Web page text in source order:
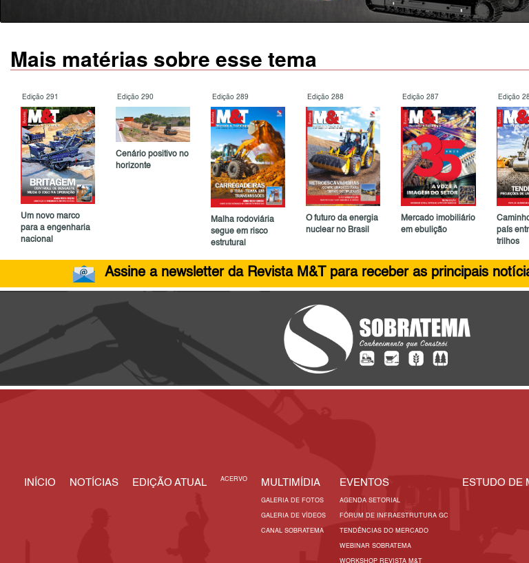
Mais matérias sobre esse tema
Edição 291
Um novo marco
para a engenharia
nacional
Edição 290
Cenário positivo no
horizonte
Edição 289
Malha rodoviária
segue em risco
estrutural
Edição 288
O futuro da energia
nuclear no Brasil
Edição 287
Mercado imobiliário
em ebulição
Edição
país
trilhos
Assine a newsletter da Revista M&T para receber as principais
INÍCIO NOTÍCIAS EDIÇÃO ATUAL ACERVO MULTIMÍDIA
GALERIA DE FOTOS
GALERIA DE VÍDEOS
CANAL SOBRATEMA
EVENTOS
AGENDA SETORIAL
FÓRUM DE INFRAESTRUTURA GC
TENDÊNCIAS DO MERCADO
WEBINAR SOBRATEMA
WORKSHOP REVISTA M&T
ESTUDO DE